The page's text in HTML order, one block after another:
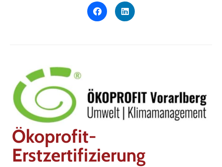
Ökoprofit-
Erstzertifizierung